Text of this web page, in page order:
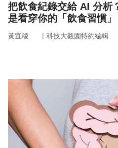
把飲食紀錄交給 AI 分析
是看穿你的「飲食習慣」
黃宜稜 ｜ 科技大觀園特約編輯